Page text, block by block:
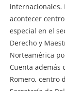
internacionales.
acontecer
especial en el
Derecho y
Norteamérica
Cuenta además
Romero, centro